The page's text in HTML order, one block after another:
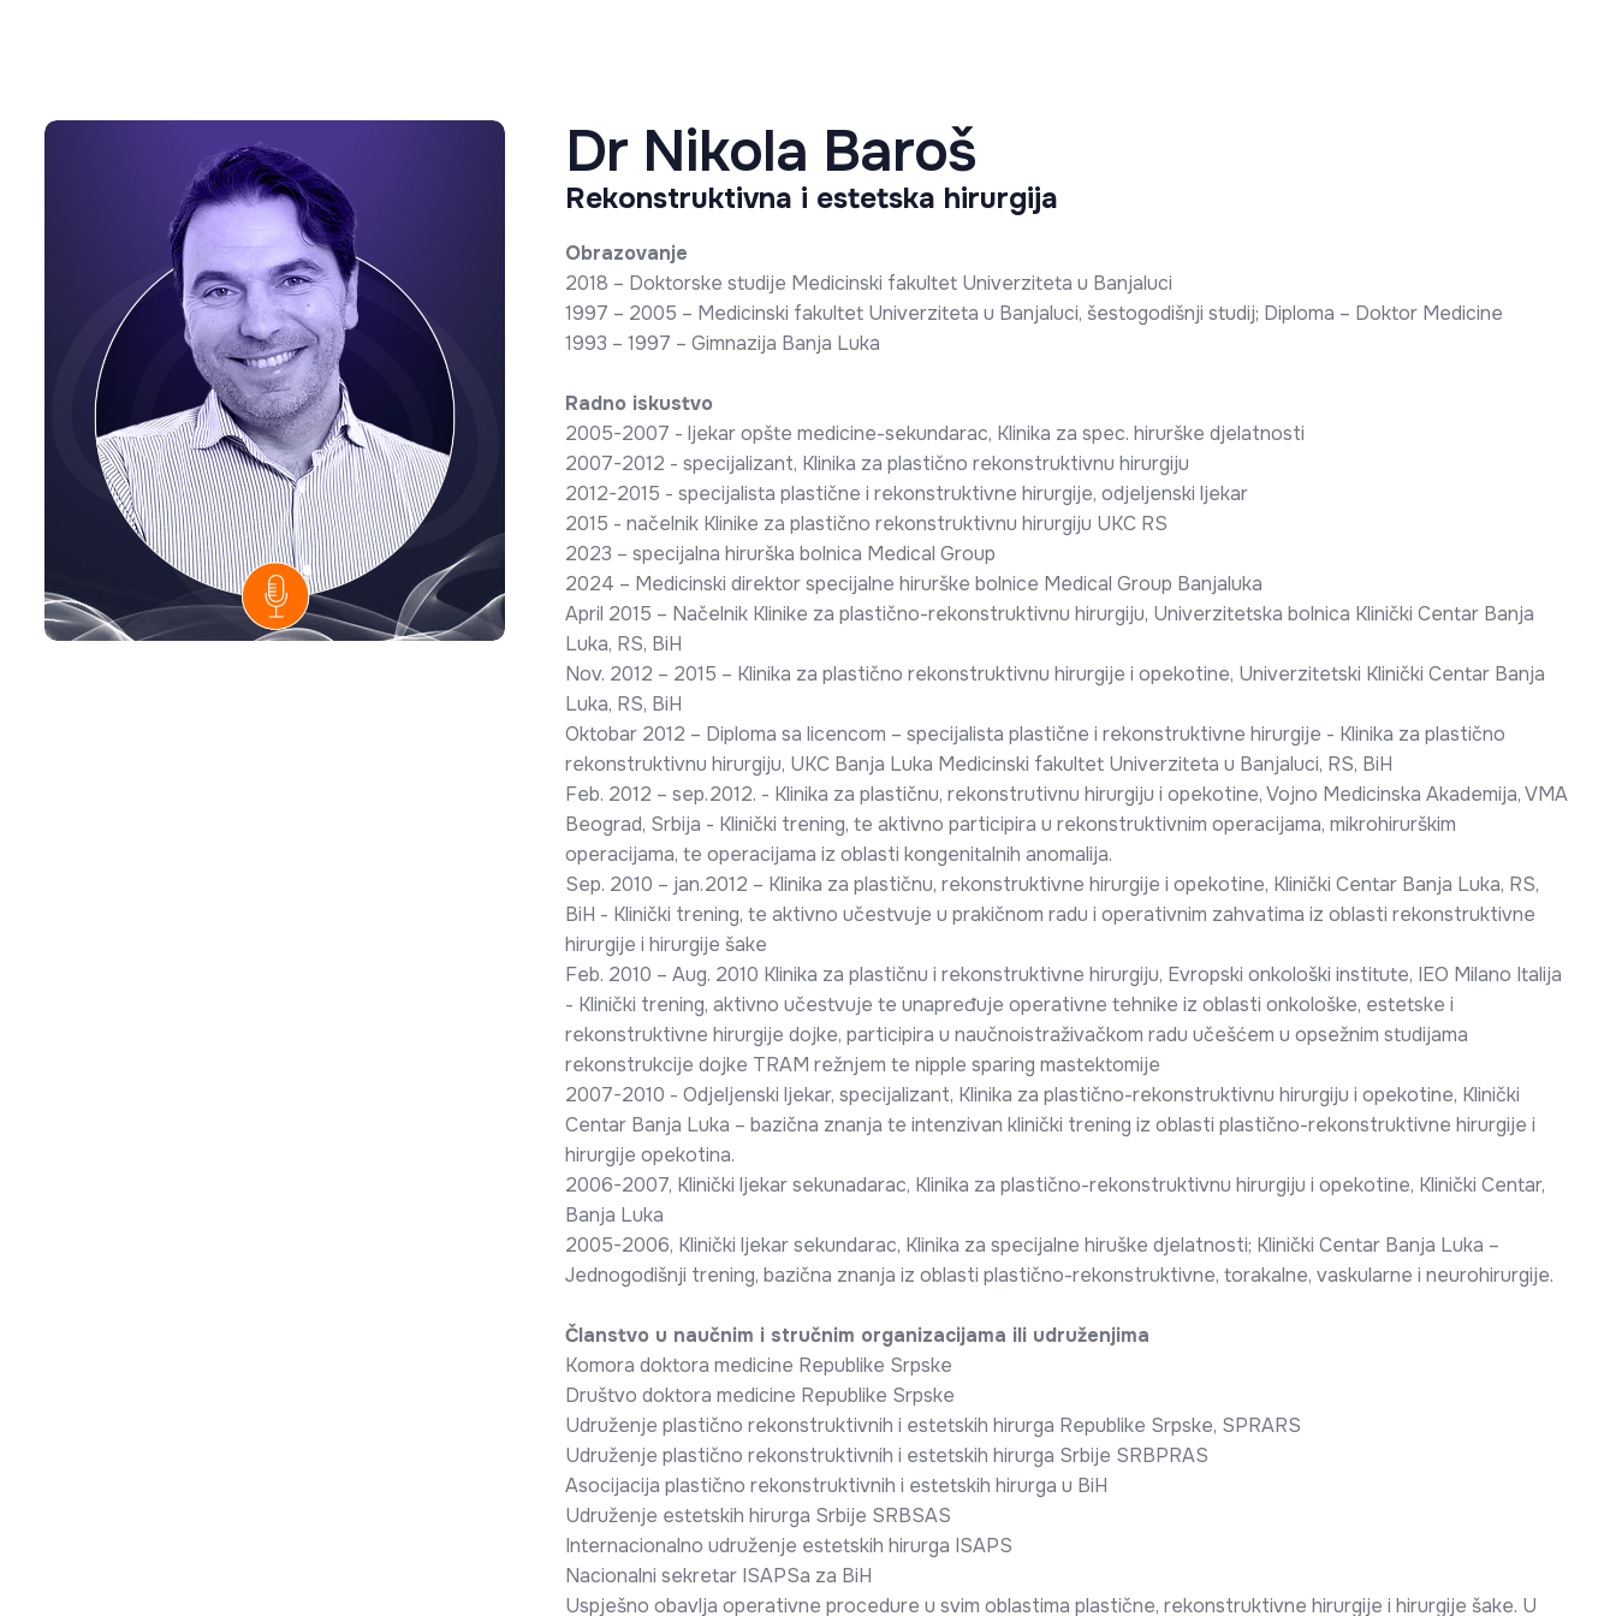
Dr Nikola Baroš
Rekonstruktivna i estetska hirurgija
Obrazovanje
2018 – Doktorske studije Medicinski fakultet Univerziteta u Banjaluci
1997 – 2005 – Medicinski fakultet Univerziteta u Banjaluci, šestogodišnji studij; Diploma – Doktor Medicine
1993 – 1997 – Gimnazija Banja Luka
Radno iskustvo
2005-2007 - ljekar opšte medicine-sekundarac, Klinika za spec. hirurške djelatnosti
2007-2012 - specijalizant, Klinika za plastično rekonstruktivnu hirurgiju
2012-2015 - specijalista plastične i rekonstruktivne hirurgije, odjeljenski ljekar
2015 - načelnik Klinike za plastično rekonstruktivnu hirurgiju UKC RS
2023 – specijalna hirurška bolnica Medical Group
2024 – Medicinski direktor specijalne hirurške bolnice Medical Group Banjaluka
April 2015 – Načelnik Klinike za plastično-rekonstruktivnu hirurgiju, Univerzitetska bolnica Klinički Centar Banja
Luka, RS, BiH
Nov. 2012 – 2015 – Klinika za plastično rekonstruktivnu hirurgije i opekotine, Univerzitetski Klinički Centar Banja
Luka, RS, BiH
Oktobar 2012 – Diploma sa licencom – specijalista plastične i rekonstruktivne hirurgije - Klinika za plastično
rekonstruktivnu hirurgiju, UKC Banja Luka Medicinski fakultet Univerziteta u Banjaluci, RS, BiH
Feb. 2012 – sep.2012. - Klinika za plastičnu, rekonstrutivnu hirurgiju i opekotine, Vojno Medicinska Akademija, VMA
Beograd, Srbija - Klinički trening, te aktivno participira u rekonstruktivnim operacijama, mikrohirurškim
operacijama, te operacijama iz oblasti kongenitalnih anomalija.
Sep. 2010 – jan.2012 – Klinika za plastičnu, rekonstruktivne hirurgije i opekotine, Klinički Centar Banja Luka, RS,
BiH - Klinički trening, te aktivno učestvuje u prakičnom radu i operativnim zahvatima iz oblasti rekonstruktivne
hirurgije i hirurgije šake
Feb. 2010 – Aug. 2010 Klinika za plastičnu i rekonstruktivne hirurgiju, Evropski onkološki institute, IEO Milano Italija
- Klinički trening, aktivno učestvuje te unapređuje operativne tehnike iz oblasti onkološke, estetske i
rekonstruktivne hirurgije dojke, participira u naučnoistraživačkom radu učešćem u opsežnim studijama
rekonstrukcije dojke TRAM režnjem te nipple sparing mastektomije
2007-2010 - Odjeljenski ljekar, specijalizant, Klinika za plastično-rekonstruktivnu hirurgiju i opekotine, Klinički
Centar Banja Luka – bazična znanja te intenzivan klinički trening iz oblasti plastično-rekonstruktivne hirurgije i
hirurgije opekotina.
2006-2007, Klinički ljekar sekunadarac, Klinika za plastično-rekonstruktivnu hirurgiju i opekotine, Klinički Centar,
Banja Luka
2005-2006, Klinički ljekar sekundarac, Klinika za specijalne hiruške djelatnosti; Klinički Centar Banja Luka –
Jednogodišnji trening, bazična znanja iz oblasti plastično-rekonstruktivne, torakalne, vaskularne i neurohirurgije.
Članstvo u naučnim i stručnim organizacijama ili udruženjima
Komora doktora medicine Republike Srpske
Društvo doktora medicine Republike Srpske
Udruženje plastično rekonstruktivnih i estetskih hirurga Republike Srpske, SPRARS
Udruženje plastično rekonstruktivnih i estetskih hirurga Srbije SRBPRAS
Asocijacija plastično rekonstruktivnih i estetskih hirurga u BiH
Udruženje estetskih hirurga Srbije SRBSAS
Internacionalno udruženje estetskih hirurga ISAPS
Nacionalni sekretar ISAPSa za BiH
Uspješno obavlja operativne procedure u svim oblastima plastične, rekonstruktivne hirurgije i hirurgije šake. U